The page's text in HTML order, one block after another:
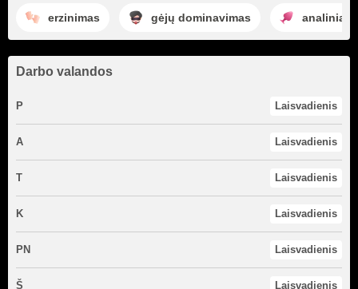
erzinimas gėjų dominavimas analiniai
Darbo valandos
P Laisvadienis
A Laisvadienis
T Laisvadienis
K Laisvadienis
PN Laisvadienis
Š Laisvadienis